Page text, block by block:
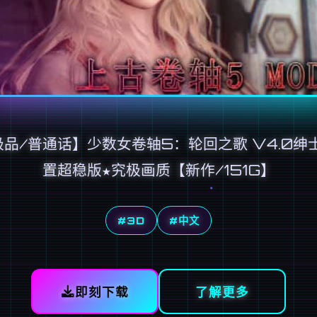
/普通话】少数女卷轴5：轮回之歌 V4.0绅
置超稳版★究极画质【新作/151G】
#3D #中文
即刻下载 了解更多